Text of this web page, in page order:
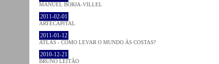
MANUEL BORJA-VILLEL
2011-02-01
ARTECAPITAL
2011-01-12
ATLAS - COMO LEVAR O MUNDO ÀS COSTAS?
2010-12-21
BRUNO LEITÃO